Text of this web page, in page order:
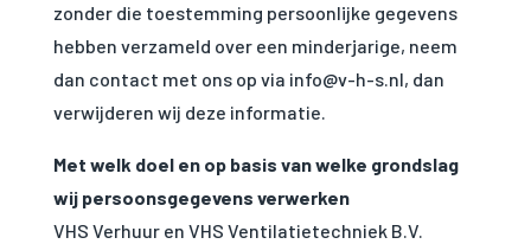
zonder die toestemming persoonlijke gegevens
hebben verzameld over een minderjarige, neem
dan contact met ons op via info@v-h-s.nl, dan
verwijderen wij deze informatie.
Met welk doel en op basis van welke grondslag
wij persoonsgegevens verwerken
VHS Verhuur en VHS Ventilatietechniek B.V.